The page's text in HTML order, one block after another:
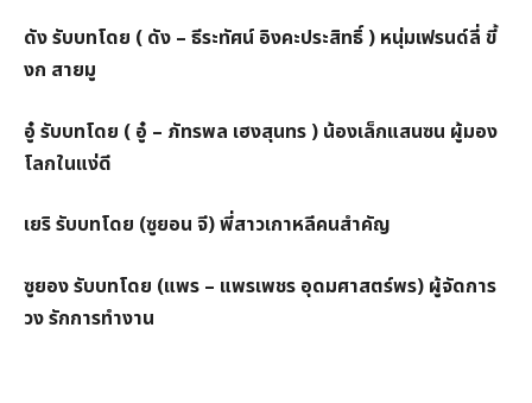
ดัง รับบทโดย ( ดัง – ธีระทัศน์ อิงคะประสิทธิ์ ) หนุ่มเฟรนด์ลี่ ขี้
งก สายมู
อู๋ รับบทโดย ( อู๋ – ภัทรพล เฮงสุนทร ) น้องเล็กแสนซน ผู้มอง
โลกในแง่ดี
เยริ รับบทโดย (ซูยอน จี) พี่สาวเกาหลีคนสำคัญ
ซูยอง รับบทโดย (แพร – แพรเพชร อุดมศาสตร์พร) ผู้จัดการ
วง รักการทำงาน